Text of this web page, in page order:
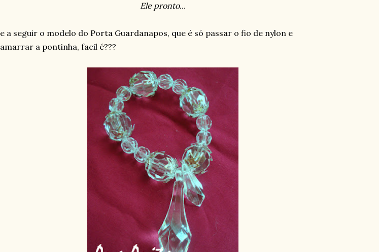
Ele pronto...
e a seguir o modelo do Porta Guardanapos, que é só passar o fio de nylon e
amarrar a pontinha, facil é???